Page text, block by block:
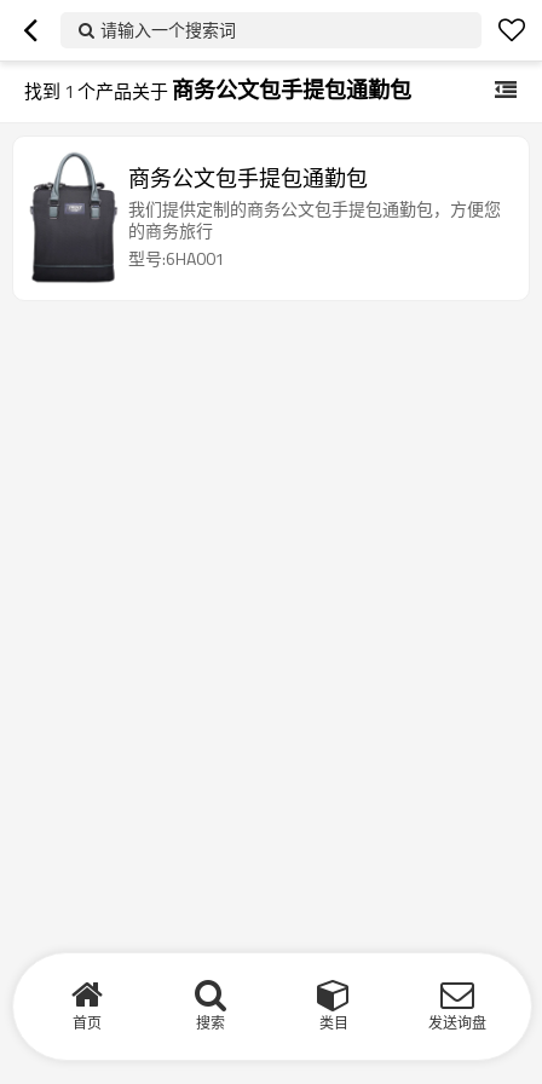
请输入一个搜索词
找到 1 个产品关于商务公文包手提包通勤包
商务公文包手提包通勤包
我们提供定制的商务公文包手提包通勤包，方便您
的商务旅行
型号:6HA001
首页 搜索 类目 发送询盘